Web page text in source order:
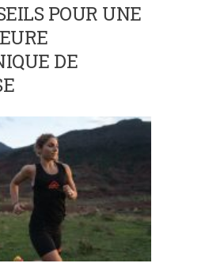
POUR UNE
DE